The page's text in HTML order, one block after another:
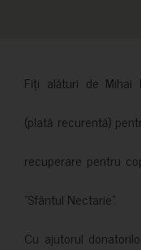
Fiți alături de Mihai
(plată recurentă)
recuperare pentru
”Sfântul Nectarie”.
Cu ajutorul